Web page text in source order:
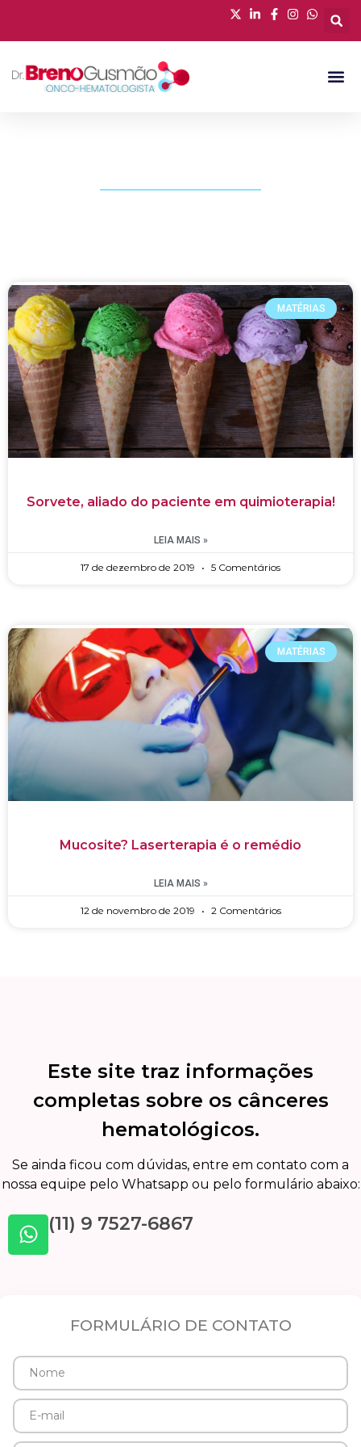
MATÉRIAS
Sorvete, aliado do paciente em quimioterapia!
LEIA MAIS »
17 de dezembro de 2019 5 Comentários
MATÉRIAS
Mucosite? Laserterapia é o remédio
LEIA MAIS »
12 de novembro de 2019 2 Comentários
Este site traz informações
completas sobre os cânceres
hematológicos.
Se ainda ficou com dúvidas, entre em contato com a
nossa equipe pelo Whatsapp ou pelo formulário abaixo:
(11) 9 7527-6867
FORMULÁRIO DE CONTATO
Nome
mail